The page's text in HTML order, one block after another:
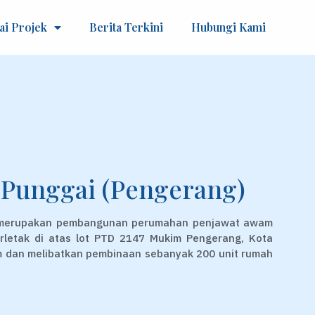
Projek Berita Terkini Hubungi Kami
(Pengerang)
pembangunan perumahan penjawat awam
di atas lot PTD 2147 Mukim Pengerang, Kota
dan melibatkan pembinaan sebanyak 200 unit rumah